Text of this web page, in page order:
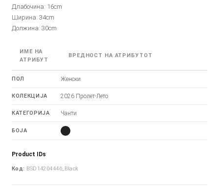
Длабочина: 16cm
Ширина: 34cm
Должина: 30cm
ИМЕ НА
АТРИБУТ
ВРЕДНОСТ НА АТРИБУТОТ
ПОЛ Женски
КОЛЕКЦИЈА 2026 Пролет-Лето
КАТЕГОРИЈА Чанти
БОЈА
Product IDs
Код: BSD14204446_Black